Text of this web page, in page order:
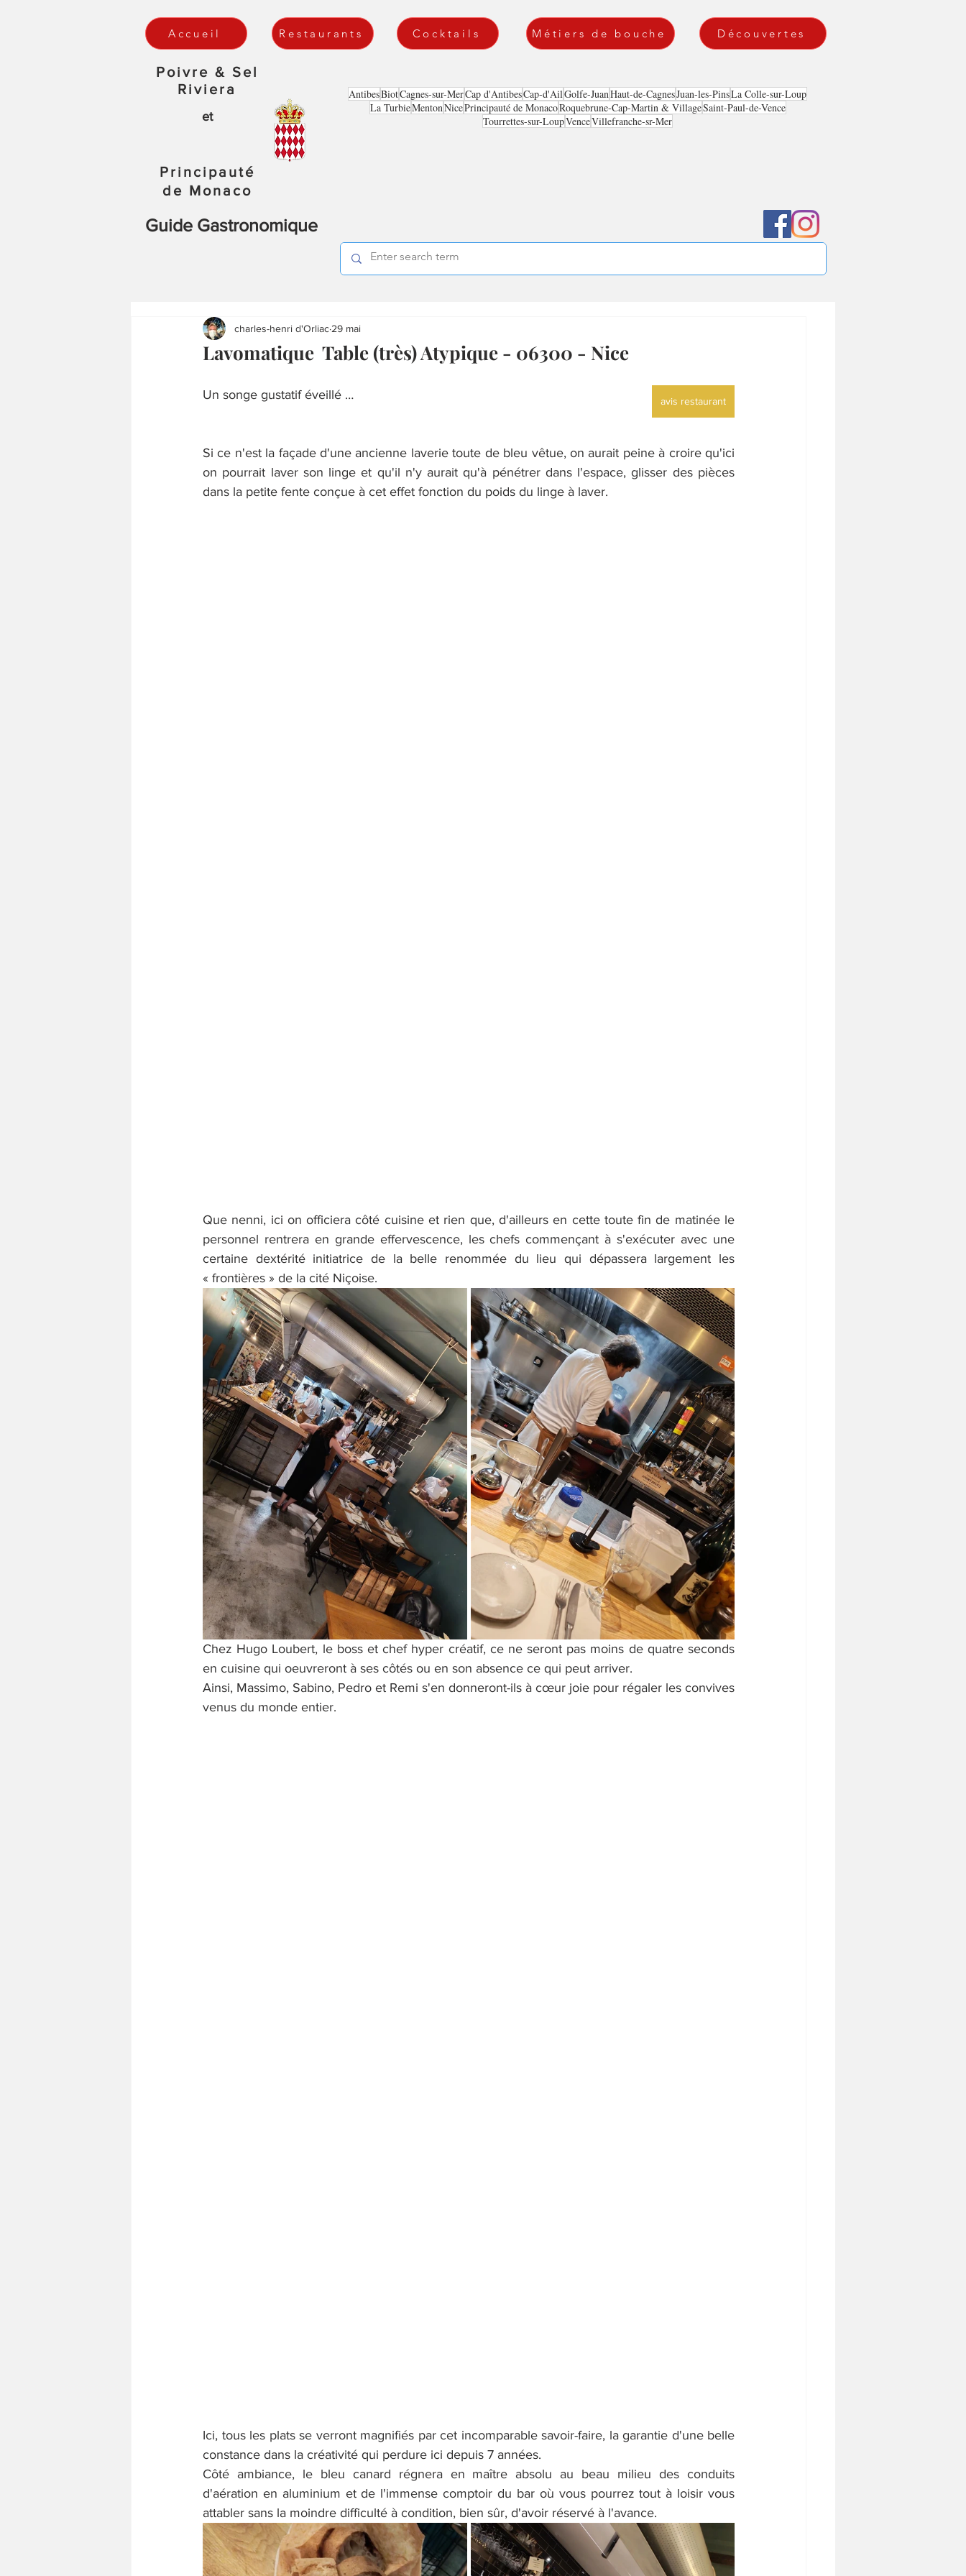
Accueil Restaurants Cocktails Métiers de bouche Découvertes
Poivre & Sel
Riviera
et
Principauté
de Monaco
Guide Gastronomique
AntibesBiotCagnes-sur-MerCap d'AntibesCap-d'AilGolfe-JuanHaut-de-CagnesJuan-les-PinsLa Colle-sur-Loup
La TurbieMentonNicePrincipauté de MonacoRoquebrune-Cap-Martin & VillageSaint-Paul-de-Vence
Tourrettes-sur-LoupVenceVillefranche-sr-Mer
Lavomatique Table (très) Atypique - 06300 - Nice
charles-henri d'Orliac 29 mai
avis restaurant
Un songe gustatif éveillé …
Si ce n'est la façade d'une ancienne laverie toute de bleu vêtue, on aurait peine à croire qu'ici
on pourrait laver son linge et qu'il n'y aurait qu'à pénétrer dans l'espace, glisser des pièces
dans la petite fente conçue à cet effet fonction du poids du linge à laver.
Que nenni, ici on officiera côté cuisine et rien que, d'ailleurs en cette toute fin de matinée le
personnel rentrera en grande effervescence, les chefs commençant à s'exécuter avec une
certaine dextérité initiatrice de la belle renommée du lieu qui dépassera largement les
« frontières » de la cité Niçoise.
Chez Hugo Loubert, le boss et chef hyper créatif, ce ne seront pas moins de quatre seconds
en cuisine qui oeuvreront à ses côtés ou en son absence ce qui peut arriver.
Ainsi, Massimo, Sabino, Pedro et Remi s'en donneront-ils à cœur joie pour régaler les convives
venus du monde entier.
Ici, tous les plats se verront magnifiés par cet incomparable savoir-faire, la garantie d'une belle
constance dans la créativité qui perdure ici depuis 7 années.
Côté ambiance, le bleu canard régnera en maître absolu au beau milieu des conduits
d'aération en aluminium et de l'immense comptoir du bar où vous pourrez tout à loisir vous
attabler sans la moindre difficulté à condition, bien sûr, d'avoir réservé à l'avance.